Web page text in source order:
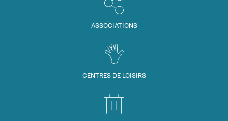
ASSOCIATIONS
CENTRES DE LOISIRS